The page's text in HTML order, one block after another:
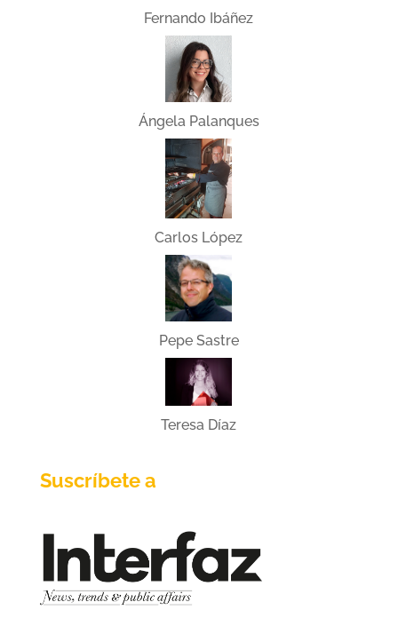
Fernando Ibáñez
Ángela Palanques
Carlos López
Pepe Sastre
Teresa Díaz
Suscríbete a